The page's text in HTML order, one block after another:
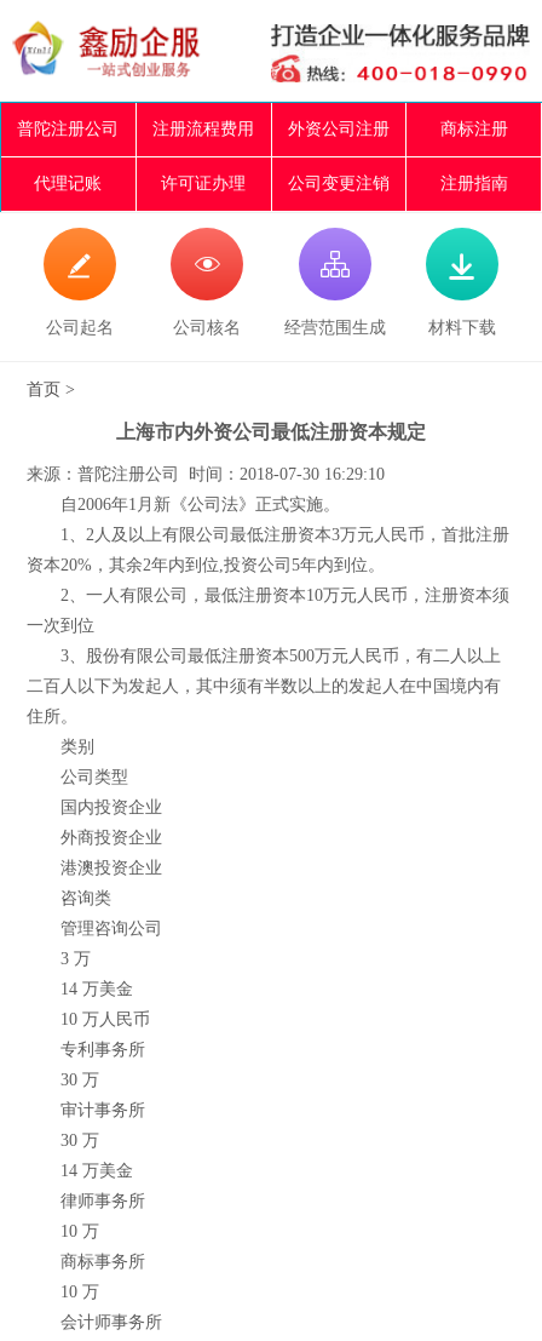
普陀注册公司 注册流程费用 外资公司注册 商标注册
代理记账 许可证办理 公司变更注销 注册指南

公司起名

公司核名

经营范围生成

材料下载
首页 >
上海市内外资公司最低注册资本规定
来源：普陀注册公司 时间：2018-07-30 16:29:10
自2006年1月新《公司法》正式实施。
1、2人及以上有限公司最低注册资本3万元人民币，首批注册
资本20%，其余2年内到位,投资公司5年内到位。
2、一人有限公司，最低注册资本10万元人民币，注册资本须
一次到位
3、股份有限公司最低注册资本500万元人民币，有二人以上
二百人以下为发起人，其中须有半数以上的发起人在中国境内有
住所。
类别
公司类型
国内投资企业
外商投资企业
港澳投资企业
咨询类
管理咨询公司
3 万
14 万美金
10 万人民币
专利事务所
30 万
审计事务所
30 万
14 万美金
律师事务所
10 万
商标事务所
10 万
会计师事务所